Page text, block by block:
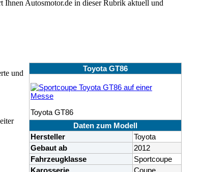
Autosmotor.de in dieser Rubrik aktuell und
Toyota GT86
Toyota GT86
Daten zum Modell
Hersteller
Toyota
Gebaut ab
2012
Fahrzeugklasse
Sportcoupe
Karosserie
Coupe
und